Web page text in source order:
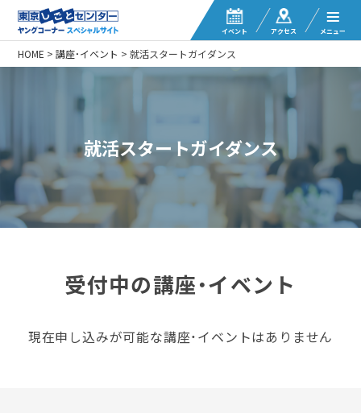
イベント アクセス メニュー
HOME >講座・イベント >就活スタートガイダンス
就活スタートガイダンス
受付中の講座・イベント
現在申し込みが可能な講座・イベントはありません